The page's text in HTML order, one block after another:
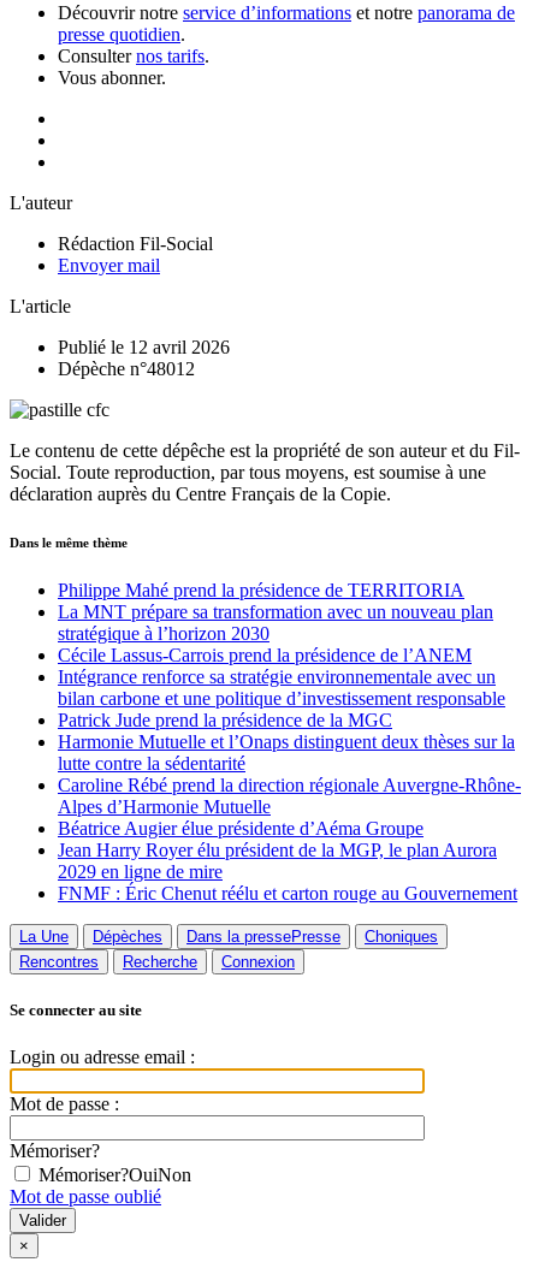
Découvrir notre service d’informations et notre panorama de
presse quotidien.
Consulternos tarifs.
Vous abonner.
L'auteur
Rédaction Fil-Social
Envoyer mail
L'article
Publié le 12 avril 2026
Dépèche n°48012
Le contenu de cette dépêche est la propriété de son auteur et du Fil-
Social. Toute reproduction, par tous moyens, est soumise à une
déclaration auprès du Centre Français de la Copie.
Dans le même thème
Philippe Mahé prend la présidence de TERRITORIA
La MNT prépare sa transformation avec un nouveau plan
stratégique à l’horizon 2030
Cécile Lassus-Carrois prend la présidence de l’ANEM
Intégrance renforce sa stratégie environnementale avec un
bilan carbone et une politique d’investissement responsable
Patrick Jude prend la présidence de la MGC
Harmonie Mutuelle et l’Onaps distinguent deux thèses sur la
lutte contre la sédentarité
Caroline Rébé prend la direction régionale Auvergne-Rhône-
Alpes d’Harmonie Mutuelle
Béatrice Augier élue présidente d’Aéma Groupe
Jean Harry Royer élu président de la MGP, le plan Aurora
2029 en ligne de mire
FNMF : Éric Chenut réélu et carton rouge au Gouvernement
La Une Dépèches Dans la pressePresse
Choniques
Rencontres
Recherche Connexion
Se connecter au site
Login ou adresse email :
Mot de passe :
Mémoriser?
Mémoriser?OuiNon
Mot de passe oublié
×